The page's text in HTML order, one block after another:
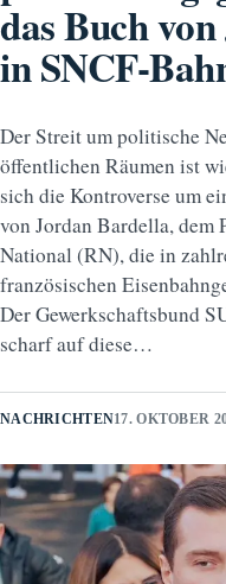
das Buch
in SNCF-
Der Streit um politische
öffentlichen Räumen ist
sich die Kontroverse um
von Jordan Bardella, dem
National (RN), die in
französischen
Der Gewerkschaftsbund
scharf auf diese…
NACHRICHTEN17. OKTOBER